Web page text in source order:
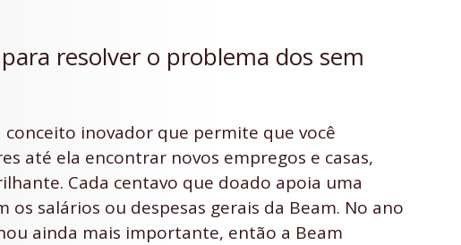
resolver o problema dos sem
conceito inovador que permite que você
até ela encontrar novos empregos e casas,
Cada centavo que doado apoia uma
os salários ou despesas gerais da Beam. No ano
ainda mais importante, então a Beam